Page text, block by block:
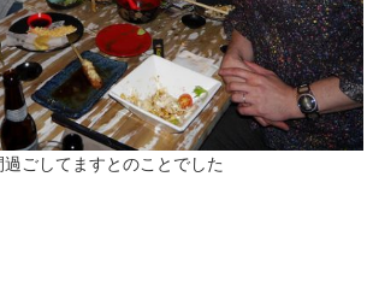
ごしてますとのことでした